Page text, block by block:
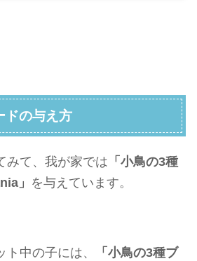
ドの与え方
て、 我が家では 「小鳥の3種
」 を与えています。
中の子には、
「小鳥の3種ブ